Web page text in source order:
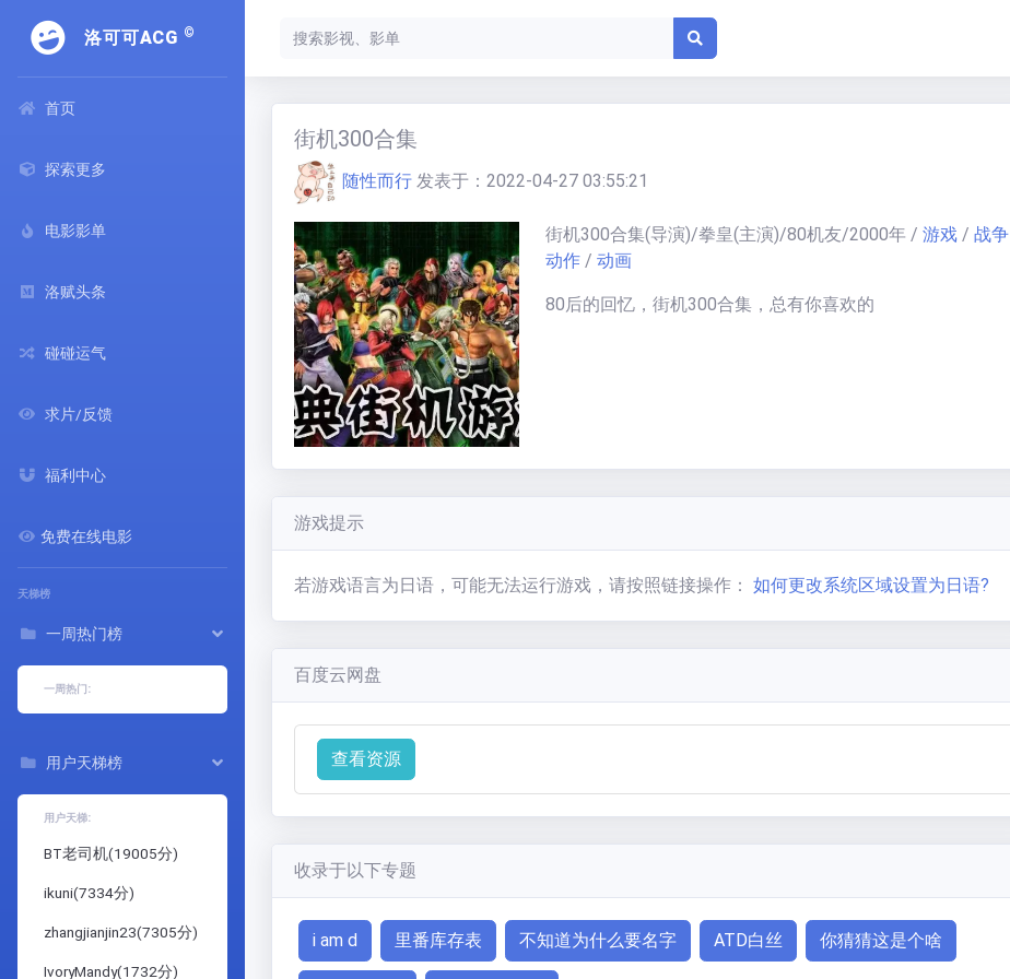
洛可可ACG ©
首页
探索更多
电影影单
洛赋头条
碰碰运气
求片/反馈
福利中心
免费在线电影
天梯榜
一周热门榜
一周热门:
用户天梯榜
用户天梯:
BT老司机(19005分)
ikuni(7334分)
zhangjianjin23(7305分)
IvoryMandy(1732分)
街机300合集
随性而行 发表于： 2022-04-27 03:55:21
街机300合集(导演)/拳皇(主演)/80机友/2000年 / 游戏 / 战争
动作 / 动画
80后的回忆，街机300合集，总有你喜欢的
游戏提示
若游戏语言为日语，可能无法运行游戏，请按照链接操作： 如何更改系统区域设置为日语?
百度云网盘
查看资源
收录于以下专题
i am d 里番库存表 不知道为什么要名字 ATD白丝 你猜猜这是个啥